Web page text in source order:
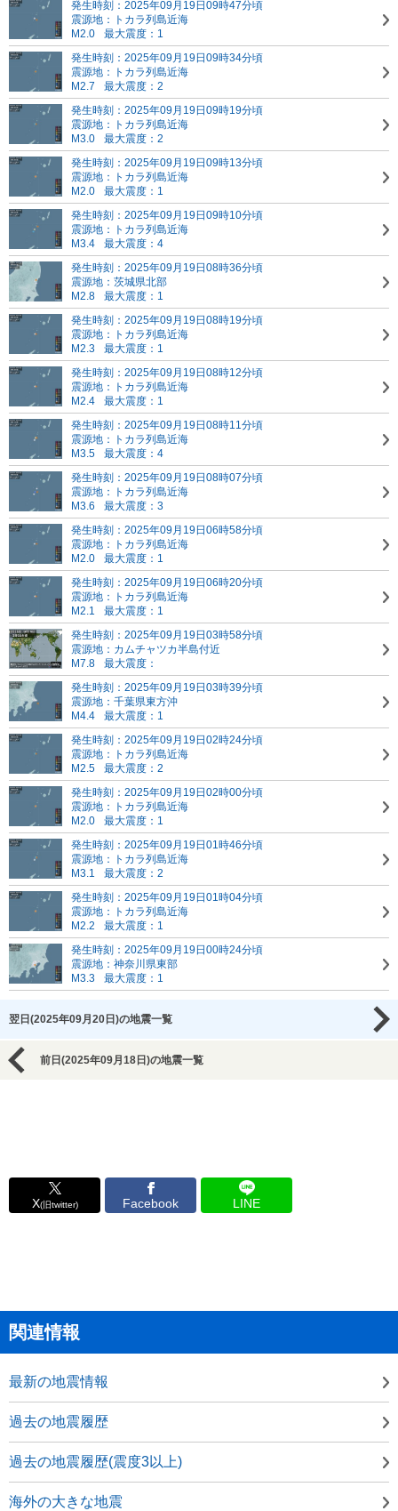
発生時刻：2025年09月19日09時47分頃
震源地：トカラ列島近海
M2.0
最大震度：1
発生時刻：2025年09月19日09時34分頃
震源地：トカラ列島近海
M2.7
最大震度：2
発生時刻：2025年09月19日09時19分頃
震源地：トカラ列島近海
M3.0
最大震度：2
発生時刻：2025年09月19日09時13分頃
震源地：トカラ列島近海
M2.0
最大震度：1
発生時刻：2025年09月19日09時10分頃
震源地：トカラ列島近海
M3.4
最大震度：4
発生時刻：2025年09月19日08時36分頃
震源地：茨城県北部
M2.8
最大震度：1
発生時刻：2025年09月19日08時19分頃
震源地：トカラ列島近海
M2.3
最大震度：1
発生時刻：2025年09月19日08時12分頃
震源地：トカラ列島近海
M2.4
最大震度：1
発生時刻：2025年09月19日08時11分頃
震源地：トカラ列島近海
M3.5
最大震度：4
発生時刻：2025年09月19日08時07分頃
震源地：トカラ列島近海
M3.6
最大震度：3
発生時刻：2025年09月19日06時58分頃
震源地：トカラ列島近海
M2.0
最大震度：1
発生時刻：2025年09月19日06時20分頃
震源地：トカラ列島近海
M2.1
最大震度：1
発生時刻：2025年09月19日03時58分頃
震源地：カムチャツカ半島付近
M7.8
最大震度：
発生時刻：2025年09月19日03時39分頃
震源地：千葉県東方沖
M4.4
最大震度：1
発生時刻：2025年09月19日02時24分頃
震源地：トカラ列島近海
M2.5
最大震度：2
発生時刻：2025年09月19日02時00分頃
震源地：トカラ列島近海
M2.0
最大震度：1
発生時刻：2025年09月19日01時46分頃
震源地：トカラ列島近海
M3.1
最大震度：2
発生時刻：2025年09月19日01時04分頃
震源地：トカラ列島近海
M2.2
最大震度：1
発生時刻：2025年09月19日00時24分頃
震源地：神奈川県東部
M3.3
最大震度：1
翌日(2025年09月20日)の地震一覧
前日(2025年09月18日)の地震一覧
X(旧twitter) Facebook LINE
関連情報
最新の地震情報
過去の地震履歴
過去の地震履歴(震度3以上)
海外の大きな地震